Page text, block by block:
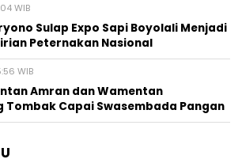
WIB
Sulap Expo Sapi Boyolali Menjadi
Peternakan Nasional
WIB
Amran dan Wamentan
Tombak Capai Swasembada Pangan